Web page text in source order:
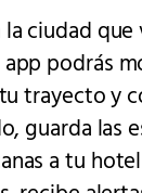
la ciudad
podrás
trayecto y
guarda las
a tu